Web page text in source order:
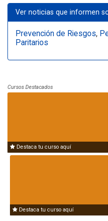
Ver noticias que informen
Prevención de Riesgos,
Paritarios
Cursos Destacados
Destaca tu curso aquí
Destaca tu curso aquí